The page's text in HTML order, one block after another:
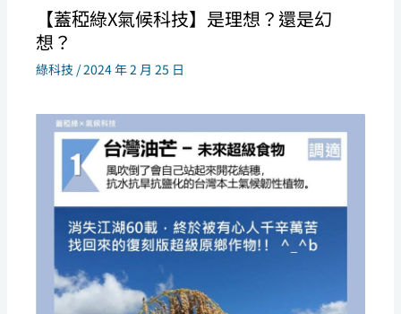
【蓋稏綠X氣候科技】是理想？還是幻
想？
綠科技 /2024 年 2 月 25 日